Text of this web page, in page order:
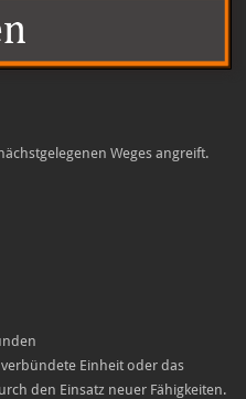
Weges angreift.
Einheit oder das
den Einsatz neuer Fähigkeiten.